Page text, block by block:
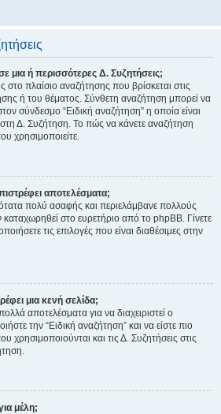
ή περισσότερες Δ. Συζητήσεις;
στο πλαίσιο αναζήτησης που βρίσκεται στις
ή του θέματος. Σύνθετη αναζήτηση μπορεί να
σύνδεσμο “Ειδική αναζήτηση” η οποία είναι
στη Δ. Συζήτηση. Το πώς να κάνετε αναζήτηση
χρησιμοποιείτε.
αποτελέσματα;
πολύ ασαφής και περιελάμβανε πολλούς
στο ευρετήριο από το phpBB. Γίνετε
τις επιλογές που είναι διαθέσιμες στην
μια κενή σελίδα;
αποτελέσματα για να διαχειριστεί ο
την “Ειδική αναζήτηση” και να είστε πιο
χρησιμοποιούνται και τις Δ. Συζητήσεις στις
μέλη;